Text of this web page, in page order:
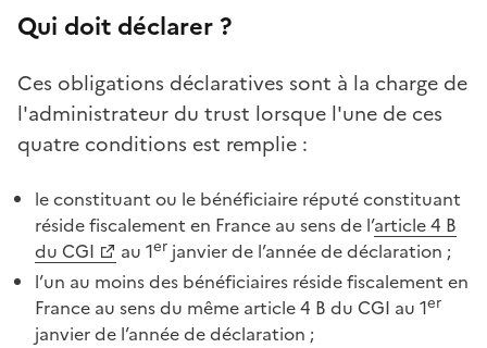
Qui doit déclarer ?
Ces obligations déclaratives sont à la charge de
l'administrateur du trust lorsque l'une de ces
quatre conditions est remplie :
le constituant ou le bénéficiaire réputé constituant
réside fiscalement en France au sens de l’article 4 B
du CGI
au 1er janvier de l’année de déclaration ;
l’un au moins des bénéficiaires réside fiscalement en
France au sens du même article 4 B du CGI au 1er
janvier de l’année de déclaration ;